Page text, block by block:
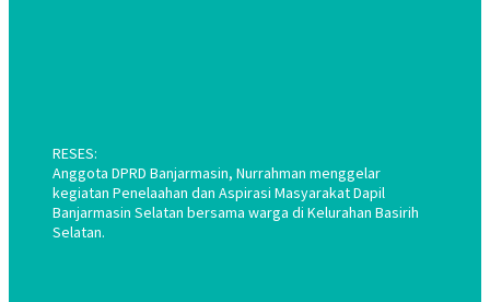
RESES:
Anggota DPRD Banjarmasin, Nurrahman menggelar
kegiatan Penelaahan dan Aspirasi Masyarakat Dapil
Banjarmasin Selatan bersama warga di Kelurahan Basirih
Selatan.